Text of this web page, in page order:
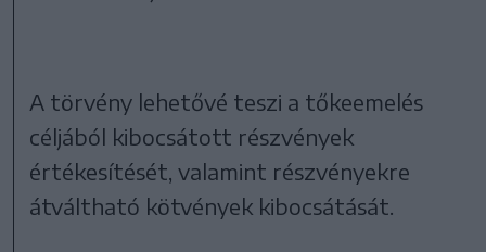
A törvény lehetővé teszi a tőkeemelés
céljából kibocsátott részvények
értékesítését, valamint részvényekre
átváltható kötvények kibocsátását.